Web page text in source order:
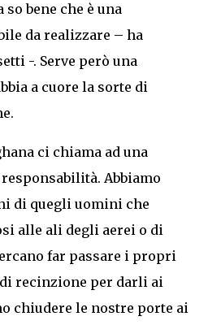
bene che è una
da realizzare – ha
-. Serve però una
a cuore la sorte di
ci chiama ad una
Abbiamo
di quegli uomini che
alle ali degli aerei o di
far passare i propri
recinzione per darli ai
chiudere le nostre porte ai